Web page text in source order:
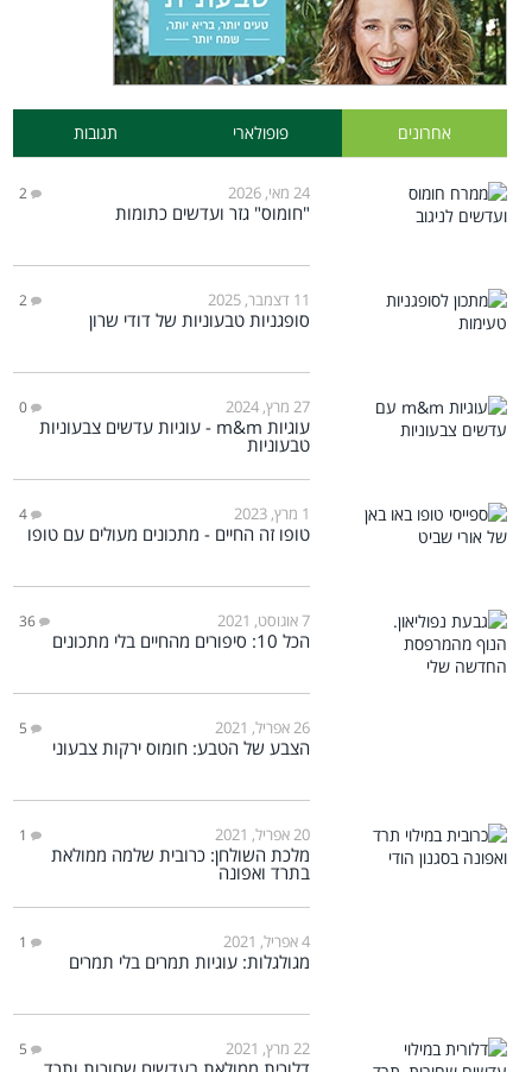
אחרונים פופולארי תגובות
24 מאי, 2026 2
"חומוס" גזר ועדשים כתומות
11 דצמבר, 2025 2
סופגניות טבעוניות של דודי שרון
27 מרץ, 2024 0
עוגיות m&m - עוגיות עדשים צבעוניות
טבעוניות
1 מרץ, 2023 4
טופו זה החיים - מתכונים מעולים עם טופו
7 אוגוסט, 2021 36
הכל 10: סיפורים מהחיים בלי מתכונים
26 אפריל, 2021 5
הצבע של הטבע: חומוס ירקות צבעוני
20 אפריל, 2021 1
מלכת השולחן: כרובית שלמה ממולאת
בתרד ואפונה
4 אפריל, 2021 1
מגולגלות: עוגיות תמרים בלי תמרים
22 מרץ, 2021 5